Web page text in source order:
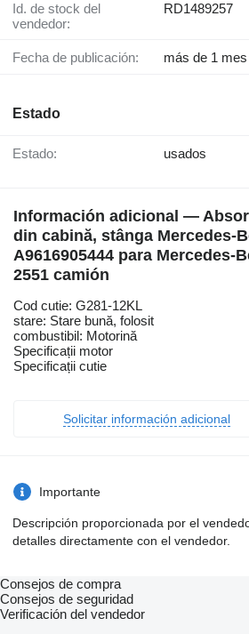
Id. de stock del
vendedor:
RD1489257
Fecha de publicación: más de 1 mes
Estado
Estado: usados
Información adicional —
din cabină, stânga Mercedes-
A9616905444 para Mercedes-
2551 camión
Cod cutie: G281-12KL
stare: Stare bună, folosit
combustibil: Motorină
Specificații motor
Specificații cutie
Solicitar información adicional
Importante
Descripción proporcionada por el
detalles directamente con el vendedor.
Consejos de compra
Consejos de seguridad
Verificación del vendedor